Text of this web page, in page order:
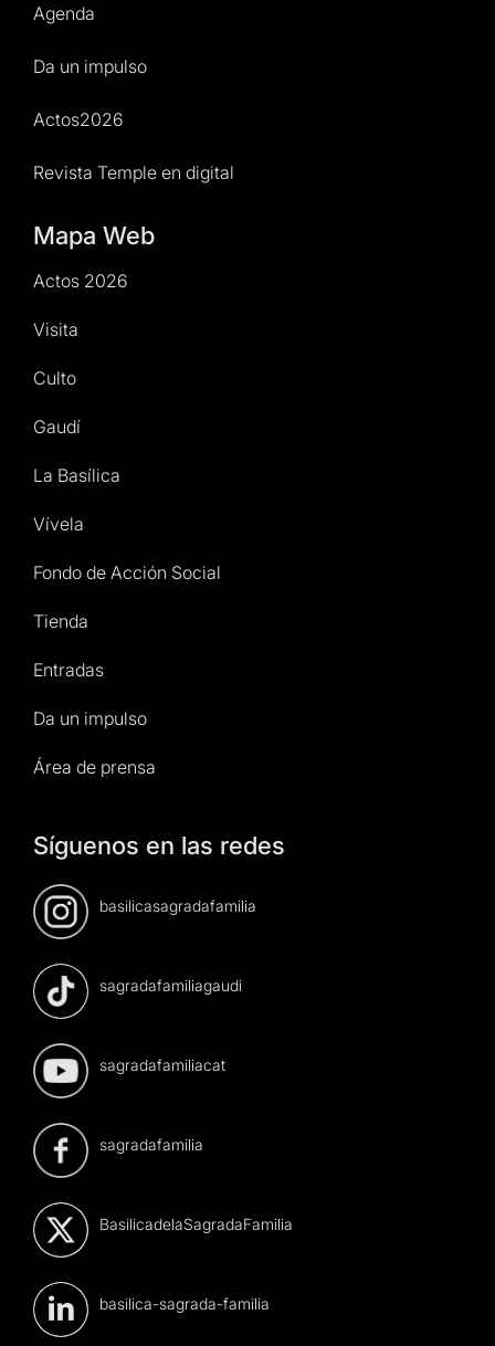
Agenda
Da un impulso
Actos2026
Revista Temple en digital
Mapa Web
Actos 2026
Visita
Culto
Gaudí
La Basílica
Vívela
Fondo de Acción Social
Tienda
Entradas
Da un impulso
Área de prensa
Síguenos en las redes
basilicasagradafamilia
sagradafamiliagaudi
sagradafamiliacat
sagradafamilia
BasilicadelaSagradaFamilia
basilica-sagrada-familia